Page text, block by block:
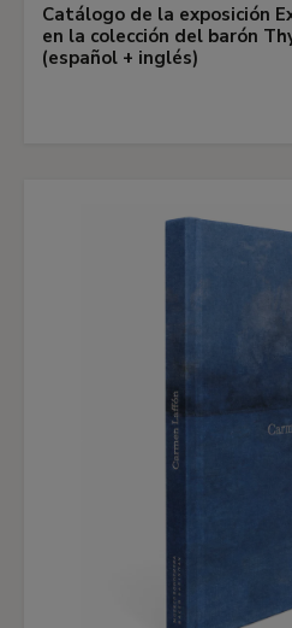
Catálogo de la exposición
en la colección del barón
(español + inglés)